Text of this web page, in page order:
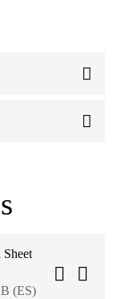
Sheet
(ES)